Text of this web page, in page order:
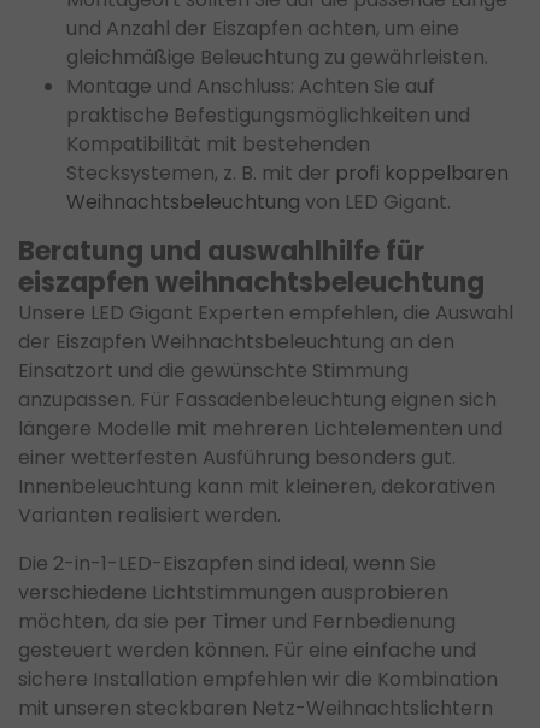
und Anzahl der Eiszapfen achten, um eine
gleichmäßige Beleuchtung zu gewährleisten.
Montage und Anschluss: Achten Sie auf
praktische Befestigungsmöglichkeiten und
Kompatibilität mit bestehenden
Stecksystemen, z. B. mit der profi koppelbaren
Weihnachtsbeleuchtung von LED Gigant.
Beratung und auswahlhilfe für
eiszapfen weihnachtsbeleuchtung
Unsere LED Gigant Experten empfehlen, die Auswahl
der Eiszapfen Weihnachtsbeleuchtung an den
Einsatzort und die gewünschte Stimmung
anzupassen. Für Fassadenbeleuchtung eignen sich
längere Modelle mit mehreren Lichtelementen und
einer wetterfesten Ausführung besonders gut.
Innenbeleuchtung kann mit kleineren, dekorativen
Varianten realisiert werden.
Die 2-in-1-LED-Eiszapfen sind ideal, wenn Sie
verschiedene Lichtstimmungen ausprobieren
möchten, da sie per Timer und Fernbedienung
gesteuert werden können. Für eine einfache und
sichere Installation empfehlen wir die Kombination
mit unseren steckbaren Netz-Weihnachtslichtern